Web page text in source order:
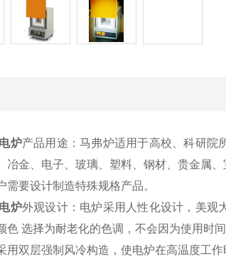
炉产品用途：马弗炉适用于高校、科研院
冶金 电子 玻璃、塑料、钢材、贵金属、
要设计制造特殊规格产品。
炉外观设计： 电炉采用人性化设计，美观
色 选择为耐老化的色调，不会因为使用时间
用双层强制风冷构造，使电炉在高温度工